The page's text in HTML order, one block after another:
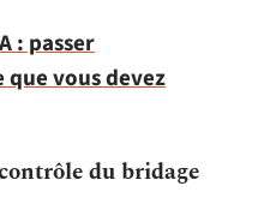
: passer
vous devez
du bridage